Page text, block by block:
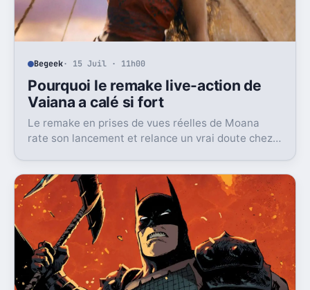
Begeek· 15 Juil · 11h00
Pourquoi le remake live-action de
Vaiana a calé si fort
Le remake en prises de vues réelles de Moana
rate son lancement et relance un vrai doute chez